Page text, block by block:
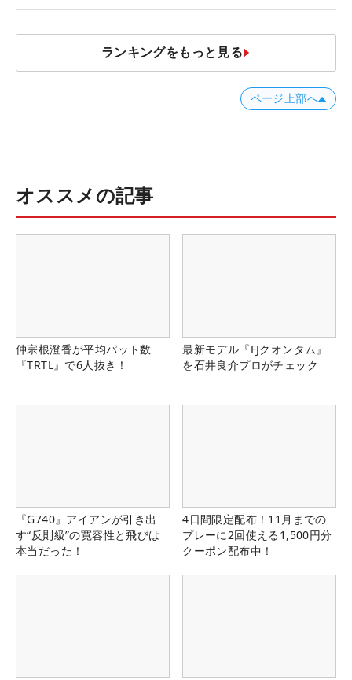
ランキングをもっと見る
ページ上部へ
オススメの記事
仲宗根澄香が平均パット数
『TRTL』で6人抜き！
最新モデル『FJクオンタム』
を石井良介プロがチェック
『G740』アイアンが引き出
す“反則級”の寛容性と飛びは
本当だった！
4日間限定配布！11月までの
プレーに2回使える1,500円分
クーポン配布中！